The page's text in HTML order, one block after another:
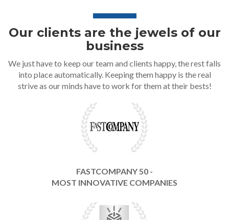
Our clients are the jewels of our
business
We just have to keep our team and clients happy, the rest falls
into place automatically. Keeping them happy is the real
strive as our minds have to work for them at their bests!
FASTCOMPANY 50 -
MOST INNOVATIVE COMPANIES